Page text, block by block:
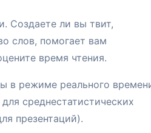
Создаете ли вы твит,
слов, помогает вам
время чтения.
в режиме реального
среднестатистических
презентаций).